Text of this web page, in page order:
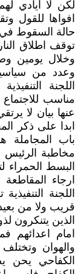
لكن لا أيادي
افواها للقول
حالة السقوط في
وخلال يومين
وعدد من
اللجنة
مناسب
عنها بيان لا
ابدا على ذكر
باب المجاملة
مخاطبة الرئيس
البسط الحمراء
ارجاء
اللجنة
قريب ولا من
الذين يتنكرون
امام اعدائهم
والهوان
الكفاحي يحن